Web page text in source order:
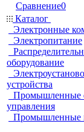
Сравнение0
Каталог
Электронные
Электропитание
оборудование
устройства
Промышленные
управления
Промышленные